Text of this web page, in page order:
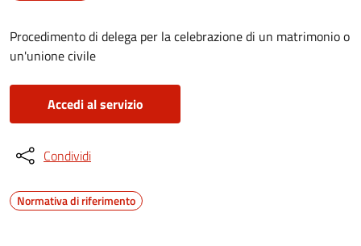
Procedimento di delega per la celebrazione di un matrimonio o
un'unione civile
Accedi al servizio
Condividi
Normativa di riferimento